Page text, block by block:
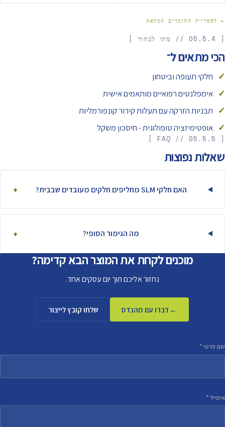
← לספריית החומרים המלאה
הכי מתאים ל־
חלקי תעופה וביטחון
אימפלנטים רפואיים מותאמים אישית
תבניות הזרקה עם תעלות קירור קונפורמליות
אופטימיזציה טופולוגית - חיסכון משקל
שאלות נפוצות
האם חלקי SLM מחליפים חלקים מעובדים שבבית?
מה הגימור הסופי?
מוכנים לקחת את המוצר הבא קדימה?
נחזור אליכם תוך יום עסקים אחד.
דברו עם מהנדס שלחו קובץ לייצור
שם פרטי *
אימייל *